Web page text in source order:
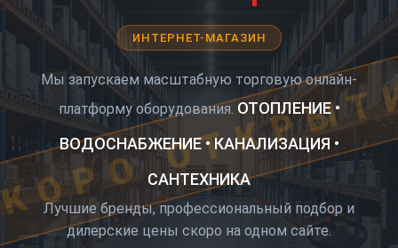
ИНТЕРНЕТ-МАГАЗИН
Мы запускаем масштабную торговую онлайн-
платформу оборудования. ОТОПЛЕНИЕ •
ВОДОСНАБЖЕНИЕ • КАНАЛИЗАЦИЯ •
САНТЕХНИКА
Лучшие бренды, профессиональный подбор и
дилерские цены скоро на одном сайте.